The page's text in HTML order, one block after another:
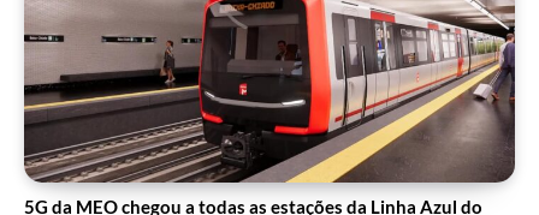
5G da MEO chegou a todas as estações da Linha Azul do